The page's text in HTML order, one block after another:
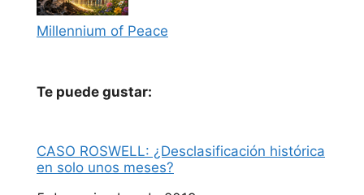
Millennium of Peace
Te puede gustar:
CASO ROSWELL: ¿Desclasificación histórica
en solo unos meses?